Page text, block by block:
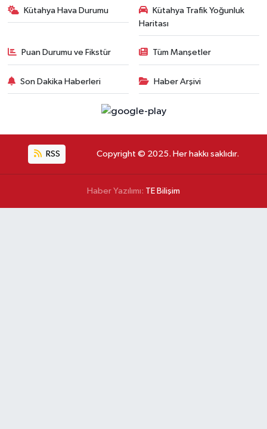
Kütahya Hava Durumu
Kütahya Trafik Yoğunluk
Haritası
Puan Durumu ve Fikstür Tüm Manşetler
Son Dakika Haberleri Haber Arşivi
RSS Copyright © 2025. Her hakkı saklıdır.
Haber Yazılımı: TE Bilişim